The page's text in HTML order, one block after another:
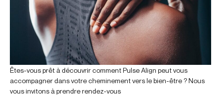
Êtes-vous prêt à découvrir comment Pulse Align peut vous
accompagner dans votre cheminement vers le bien-être ? Nous
vous invitons à prendre rendez-vous